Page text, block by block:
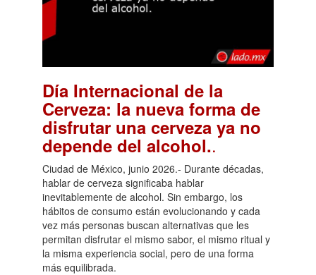
Día Internacional de la
Cerveza: la nueva forma de
disfrutar una cerveza ya no
depende del alcohol..
Ciudad de México, junio 2026.- Durante décadas,
hablar de cerveza significaba hablar
inevitablemente de alcohol. Sin embargo, los
hábitos de consumo están evolucionando y cada
vez más personas buscan alternativas que les
permitan disfrutar el mismo sabor, el mismo ritual y
la misma experiencia social, pero de una forma
más equilibrada.